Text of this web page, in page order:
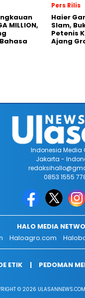
MILLION,
Pers Rilis
Haier
Slam,
Petenis
Ajang
Indonesia Media
Jakarta -
0853 1555
HALO MEDIA
Haloagro.com
ETIK PEDOMAN
© 2026